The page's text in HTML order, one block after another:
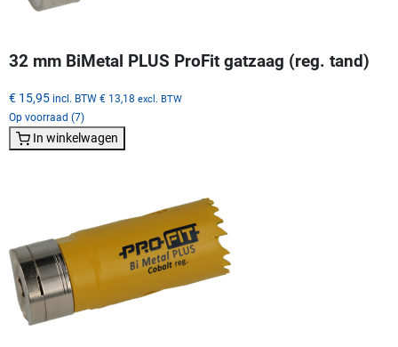
32 mm BiMetal PLUS ProFit gatzaag (reg. tand)
€ 15,95 incl. BTW € 13,18 excl. BTW
Op voorraad (7)
In winkelwagen